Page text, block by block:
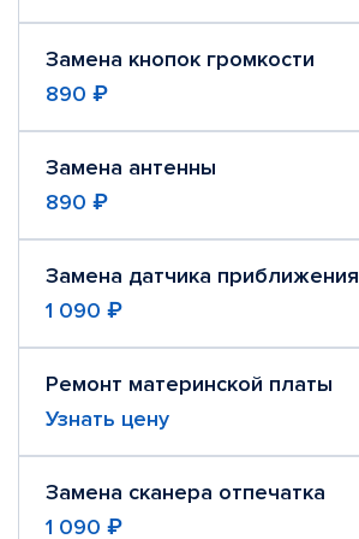
Замена кнопок громкости
890 ₽
Замена антенны
890 ₽
Замена датчика приближения
1 090 ₽
Ремонт материнской платы
Узнать цену
Замена сканера отпечатка
1 090 ₽